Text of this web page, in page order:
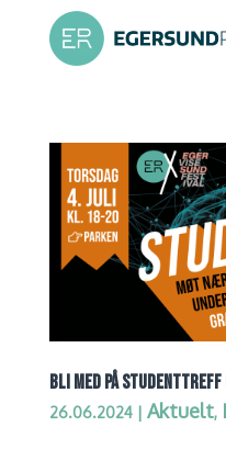
BLI MED PÅ STUDENTTREFF
26.06.2024| Aktuelt,